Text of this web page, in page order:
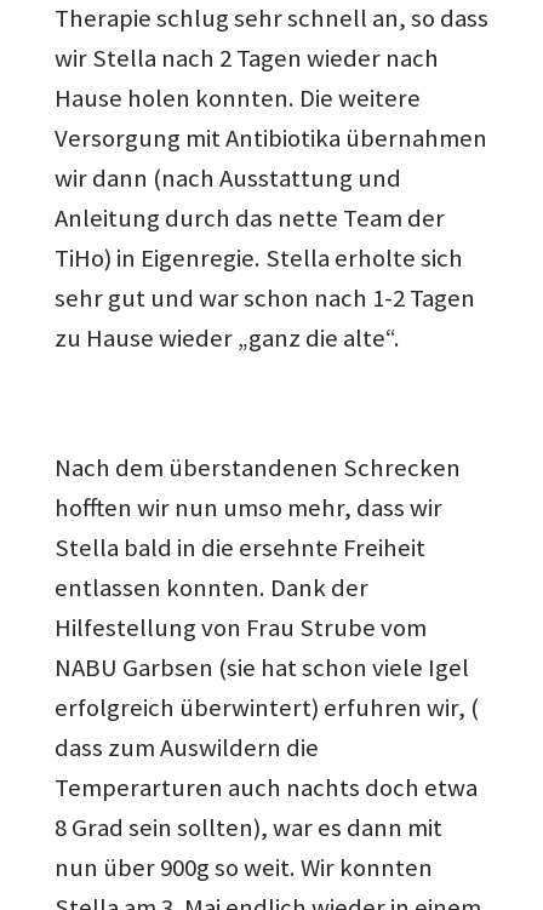
Therapie schlug sehr schnell an, so dass
wir Stella nach 2 Tagen wieder nach
Hause holen konnten. Die weitere
Versorgung mit Antibiotika übernahmen
wir dann (nach Ausstattung und
Anleitung durch das nette Team der
TiHo) in Eigenregie. Stella erholte sich
sehr gut und war schon nach 1-2 Tagen
zu Hause wieder „ganz die alte“.
Nach dem überstandenen Schrecken
hofften wir nun umso mehr, dass wir
Stella bald in die ersehnte Freiheit
entlassen konnten. Dank der
Hilfestellung von Frau Strube vom
NABU Garbsen (sie hat schon viele Igel
erfolgreich überwintert) erfuhren wir, (
dass zum Auswildern die
Temperarturen auch nachts doch etwa
8 Grad sein sollten), war es dann mit
nun über 900g so weit. Wir konnten